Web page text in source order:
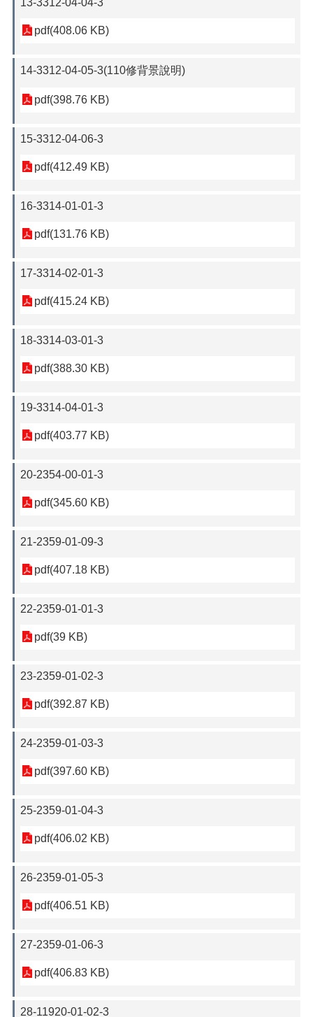
13-3312-04-04-3
pdf(408.06 KB)
14-3312-04-05-3(110修背景說明)
pdf(398.76 KB)
15-3312-04-06-3
pdf(412.49 KB)
16-3314-01-01-3
pdf(131.76 KB)
17-3314-02-01-3
pdf(415.24 KB)
18-3314-03-01-3
pdf(388.30 KB)
19-3314-04-01-3
pdf(403.77 KB)
20-2354-00-01-3
pdf(345.60 KB)
21-2359-01-09-3
pdf(407.18 KB)
22-2359-01-01-3
pdf(39 KB)
23-2359-01-02-3
pdf(392.87 KB)
24-2359-01-03-3
pdf(397.60 KB)
25-2359-01-04-3
pdf(406.02 KB)
26-2359-01-05-3
pdf(406.51 KB)
27-2359-01-06-3
pdf(406.83 KB)
28-11920-01-02-3